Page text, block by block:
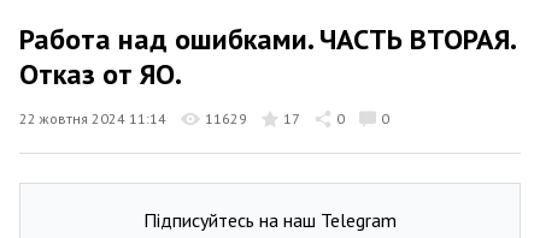
Работа над ошибками. ЧАСТЬ ВТОРАЯ.
Отказ от ЯО.
22 жовтня 2024 11:14 11629 17 0 0
Підписуйтесь на наш Telegram